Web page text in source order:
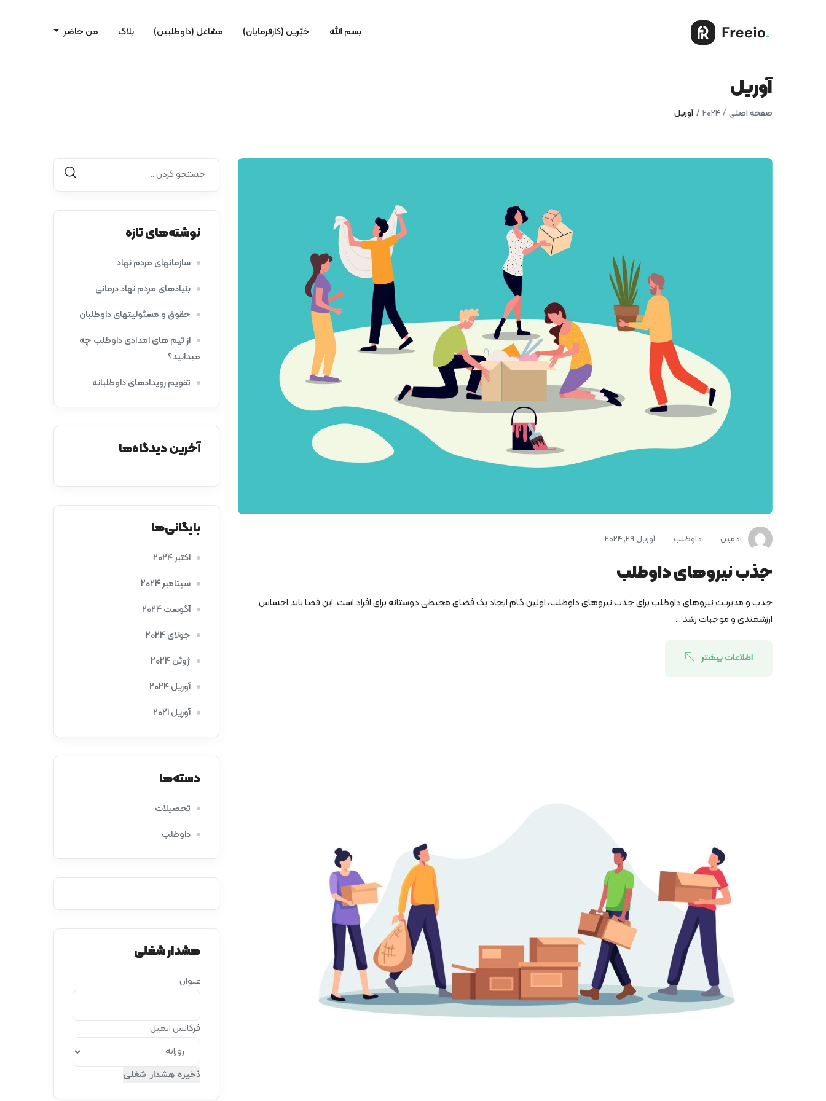
بسم الله خیّرین (کارفرمایان) مشاغل (داوطلبین) بلاگ من حاضر
آوریل
صفحه اصلی 2024 آوریل
ادمین داوطلب آوریل 29, 2024
جذب نیروهای داوطلب
جذب و مدیریت نیروهای داوطلب برای جذب نیروهای داوطلب، اولین گام ایجاد یک فضای محیطی دوستانه برای افراد است. این فضا باید احساس
ارزشمندی و موجبات رشد ...
اطلاعات بیشتر
نوشته‌های تازه
سازمانهای مردم نهاد
بنیادهای مردم نهاد درمانی
حقوق و مسئولیت­های داوطلبان
از تیم­ های امدادی داوطلب چه
می­دانید؟
تقویم رویدادهای داوطلبانه
آخرین دیدگاه‌ها
بایگانی‌ها
اکتبر 2024
سپتامبر 2024
آگوست 2024
جولای 2024
ژوئن 2024
آوریل 2024
آوریل 2021
دسته‌ها
تحصیلات
داوطلب
هشدار شغلی
عنوان
فرکانس ایمیل
ذخیره هشدار شغلی